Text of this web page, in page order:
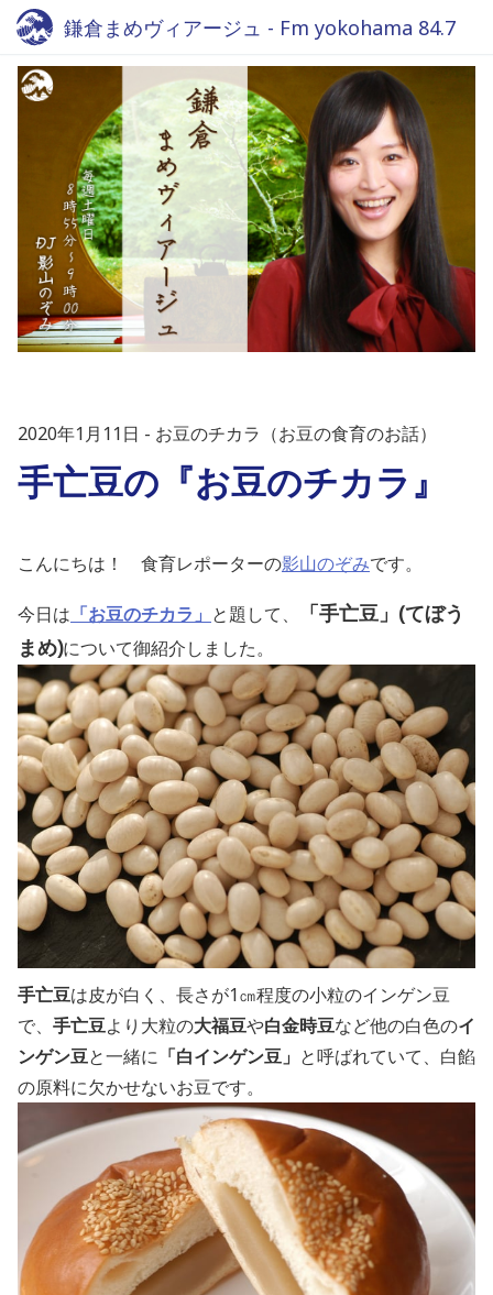
鎌倉まめヴィアージュ - Fm yokohama 84.7
2020年1月11日 お豆のチカラ（お豆の食育のお話）
手亡豆の『お豆のチカラ』
こんにちは！ 食育レポーターの影山のぞみです。
今日は 「お豆のチカラ」 と題して、
「手亡豆」(てぼう
まめ)について御紹介しました。
手亡豆は皮が白く、長さが1㎝程度の小粒のインゲン豆
で、 手亡豆より大粒の大福豆や白金時豆など他の白色のイ
ンゲン豆と一緒に 「白インゲン豆」 と呼ばれていて、白餡
の原料に欠かせないお豆です。